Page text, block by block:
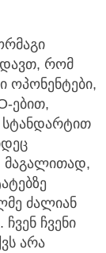
რომ
ოპონენტები,
ებით,
სტანდარტით
მაგალითად,
ძალიან
ჩვენი
არა